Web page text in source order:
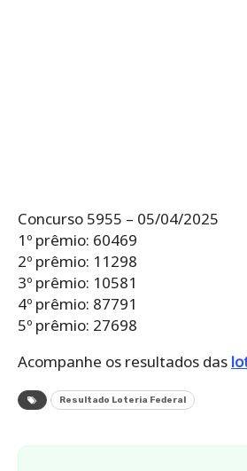
Concurso 5955 – 05/04/2025
1º prêmio: 60469
2º prêmio: 11298
3º prêmio: 10581
4º prêmio: 87791
5º prêmio: 27698
Acompanhe os resultados das
Resultado Loteria Federal